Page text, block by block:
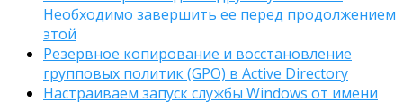
Необходимо завершить ее перед продолжением
этой
Резервное копирование и восстановление
групповых политик (GPO) в Active Directory
Настраиваем запуск службы Windows от имени